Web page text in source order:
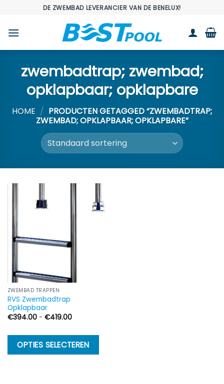
inhoud
DE ZWEMBAD LEVERANCIER VAN DE BENELUX!
zwembadtrap; zwembad;
opklapbaar; opklapbare
HOME / PRODUCTEN GETAGGED “ZWEMBADTRAP;
ZWEMBAD; OPKLAPBAAR; OPKLAPBARE”
ZWEMBAD TRAPPEN
RVS Zwembadtrap
Opklapbaar
€394.00 - €419.00Prijsklasse:
€419.00
OPTIES SELECTEREN